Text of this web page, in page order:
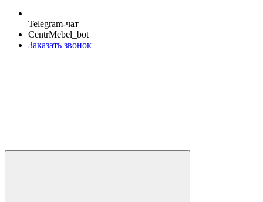
Telegram-чат
CentrMebel_bot
Заказать звонок